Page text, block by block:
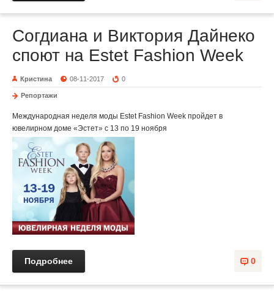
Согдиана и Виктория Дайнеко
споют на Estet Fashion Week
Кристина 08-11-2017 0
Репортажи
Международная неделя моды Estet Fashion Week пройдет в
ювелирном доме «Эстет» с 13 по 19 ноября
0
Подробнее